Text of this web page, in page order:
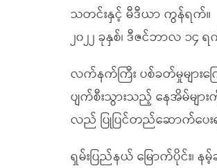
သတင်းနှင့် မီဒီယာ ကွန်ရက်။
၂၀၂၂ ခုနှစ်၊ ဒီဇင်ဘာလ ၁၄ ရ
လက်နက်ကြီး ပစ်ခတ်မှုများ
ပျက်စီးသွားသည့် နေအိမ်မ
လည် ပြုပြင်တည်ဆောက်ပေး
ရှမ်းပြည်နယ် မြောက်ပိုင်း